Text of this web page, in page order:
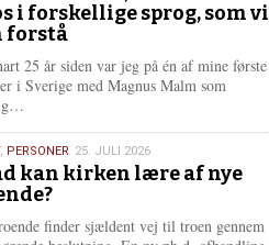
i forskellige sprog, som vi
forstå
25 år siden var jeg på én af mine første
i Sverige med Magnus Malm som
s
m
e
r
e
, PERSONER 25. JULI 2026
kan kirken lære af nye
finder sjældent vej til troen gennem